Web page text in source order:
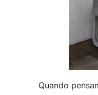
Quando